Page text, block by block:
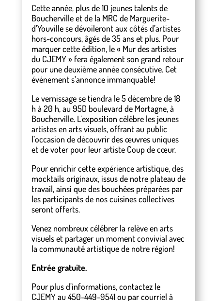
Cette année, plus de 10 jeunes talents de
Boucherville et de la MRC de Marguerite-
d’Youville se dévoileront aux côtés d’artistes
hors-concours, âgés de 35 ans et plus. Pour
marquer cette édition, le « Mur des artistes
du CJEMY » fera également son grand retour
pour une deuxième année consécutive. Cet
événement s’annonce immanquable!
Le vernissage se tiendra le 5 décembre de 18
h à 20 h, au 95D boulevard de Mortagne, à
Boucherville. L’exposition célèbre les jeunes
artistes en arts visuels, offrant au public
l’occasion de découvrir des œuvres uniques
et de voter pour leur artiste Coup de cœur.
Pour enrichir cette expérience artistique, des
mocktails originaux, issus de notre plateau de
travail, ainsi que des bouchées préparées par
les participants de nos cuisines collectives
seront offerts.
Venez nombreux célébrer la relève en arts
visuels et partager un moment convivial avec
la communauté artistique de notre région!
Entrée gratuite.
Pour plus d’informations, contactez le
CJEMY au 450-449-9541 ou par courriel à